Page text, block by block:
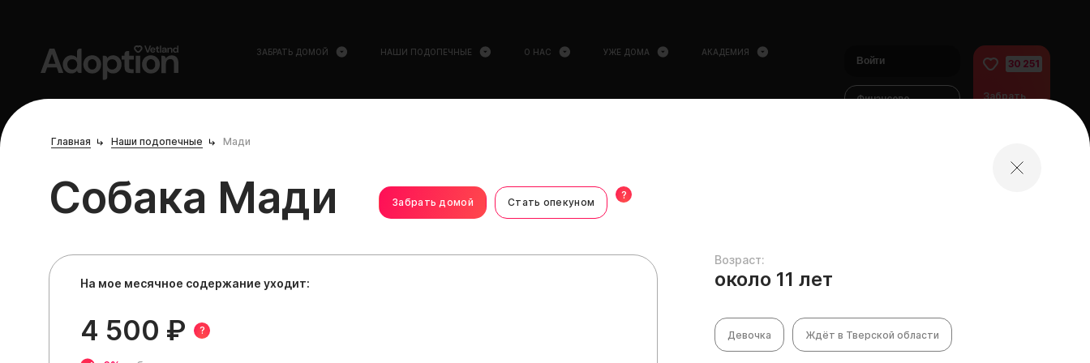
ЗАБРАТЬ ДОМОЙ НАШИ ПОДОПЕЧНЫЕ О НАС УЖЕ ДОМА АКАДЕМИЯ
Войти
Финансово
30 251
Забрать
Главная
Наши подопечные Мади
Собака Мади Забрать домой Стать опекуном
?
На мое месячное содержание уходит:
4 500 ₽ ?
Возраст:
около 11 лет
Девочка Ждёт в Тверской области